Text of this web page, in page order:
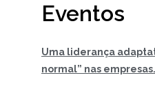
Eventos
Uma liderança
normal” nas empresas.